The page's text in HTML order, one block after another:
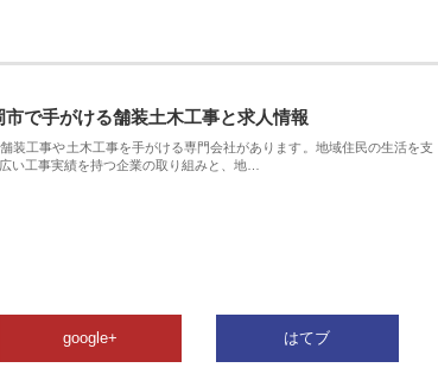
で手がける舗装土木工事と求人情報
装工事や土木工事を手がける専門会社があります。地域住民の生活を支
い工事実績を持つ企業の取り組みと、地…
google+ はてブ